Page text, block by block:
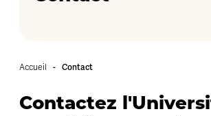
Accueil - Contact
Contactez